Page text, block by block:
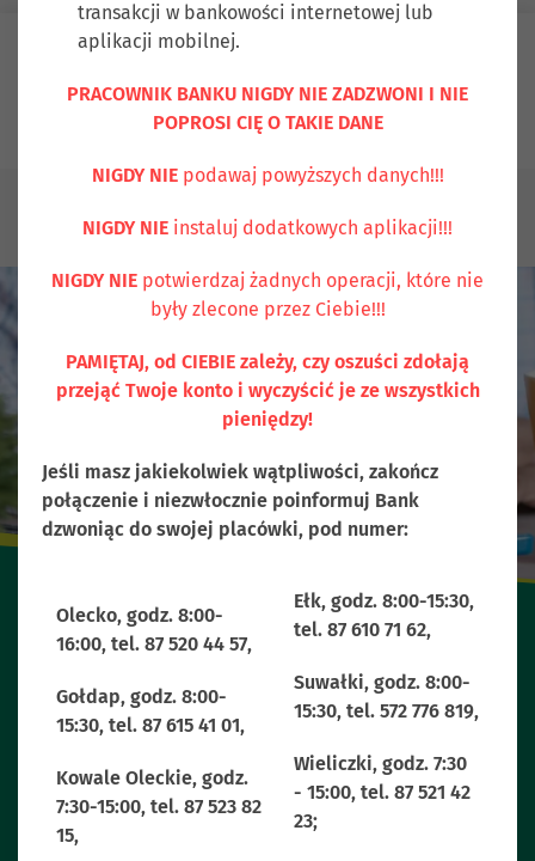
Ubezpiecz się Kontakt
KUSZĄCA
transakcji w bankowości internetowej lub
aplikacji mobilnej.
PRACOWNIK BANKU NIGDY NIE ZADZWONI I NIE
POPROSI CIĘ O TAKIE DANE
NIGDY NIEpodawaj powyższych danych!!!
NIGDY NIE instaluj dodatkowych aplikacji!!!
NIGDY NIE potwierdzaj żadnych operacji, które nie
były zlecone przez Ciebie!!!
PAMIĘTAJ, od CIEBIE zależy, czy oszuści zdołają
przejąć Twoje konto i wyczyścić je ze wszystkich
pieniędzy!
Jeśli masz jakiekolwiek wątpliwości, zakończ
połączenie i niezwłocznie poinformuj Bank
dzwoniąc do swojej placówki, pod numer:
Olecko, godz. 8:00-
16:00, tel. 87 520 44 57,
Gołdap, godz. 8:00-
15:30, tel. 87 615 41 01,
Kowale Oleckie, godz.
7:30-15:00, tel. 87 523 82
15,
Ełk, godz. 8:00-15:30,
tel. 87 610 71 62,
Suwałki, godz. 8:00-
15:30, tel. 572 776 819,
Wieliczki, godz. 7:30
- 15:00, tel. 87 521 42
23;